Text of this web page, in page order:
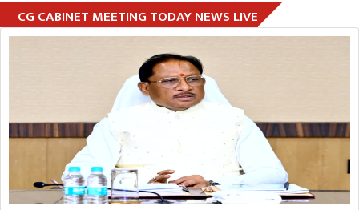
CG CABINET MEETING TODAY NEWS LIVE